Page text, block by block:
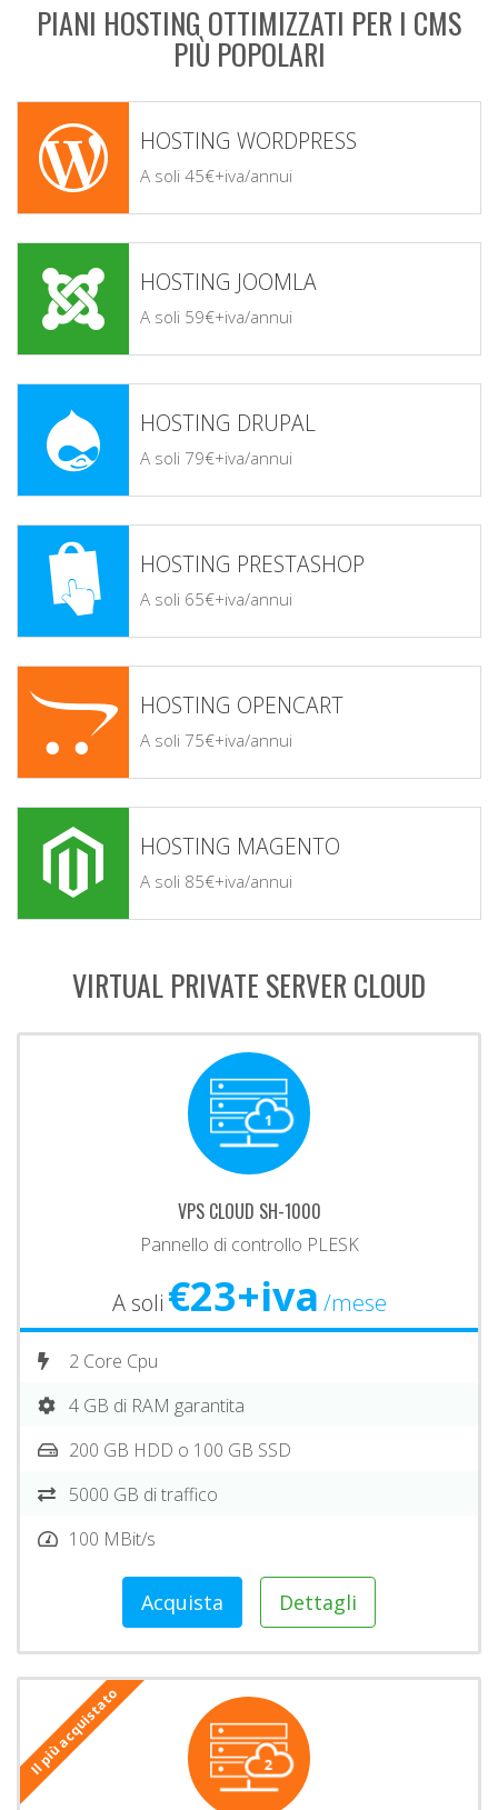
PIANI HOSTING OTTIMIZZATI PER I CMS
PIÙ POPOLARI
HOSTING WORDPRESS
A soli 45€+iva/annui
HOSTING JOOMLA
A soli 59€+iva/annui
HOSTING DRUPAL
A soli 79€+iva/annui
HOSTING PRESTASHOP
A soli 65€+iva/annui
HOSTING OPENCART
A soli 75€+iva/annui
HOSTING MAGENTO
A soli 85€+iva/annui
VIRTUAL PRIVATE SERVER CLOUD
VPS CLOUD SH-1000
Pannello di controllo PLESK
A soli €23+iva /mese
2 Core Cpu
4 GB di RAM garantita
200 GB HDD o 100 GB SSD
5000 GB di traffico
100 MBit/s
Acquista Dettagli
Il più acquistato